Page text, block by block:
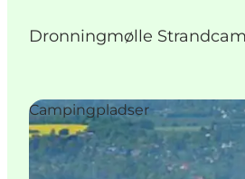
Det Sker
Overnatning
Planlæg ferien
Dronningmølle
Campingpladser